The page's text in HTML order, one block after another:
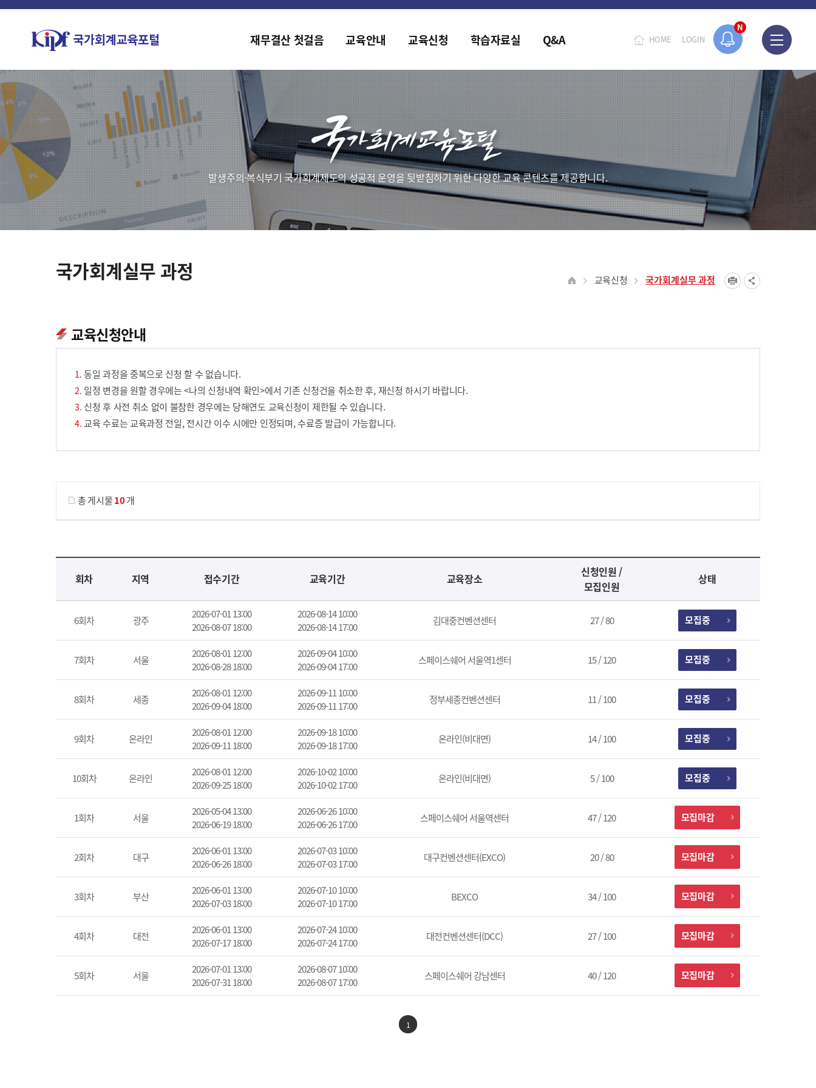
N
홈페이지가 새롭게 개편되었습니다.
HOME LOGIN
재무결산 첫걸음 교육안내 교육신청 학습자료실 Q&A
발생주의·복식부기 국가회계제도의 성공적 운영을 뒷받침하기 위한 다양한 교육 콘텐츠를 제공합니다.
국가회계실무 과정 교육신청 국가회계실무 과정
교육신청안내
동일 과정을 중복으로 신청 할 수 없습니다.
일정 변경을 원할 경우에는 <나의 신청내역 확인>에서 기존 신청건을 취소한 후, 재신청 하시기 바랍니다.
신청 후 사전 취소 없이 불참한 경우에는 당해연도 교육신청이 제한될 수 있습니다.
교육 수료는 교육과정 전일, 전시간 이수 시에만 인정되며, 수료증 발급이 가능합니다.
총 게시물10개
교육신청 목록을 나타낸 표로 회차, 지역, 접수기간, 교육기간, 교육장소, 신청인원/모집인원, 상태로 나뉘어 설명합니다.
회차 지역 접수기간 교육기간 교육장소
신청인원 /
모집인원
상태
6회차 광주
2026-07-01 13:00
2026-08-07 18:00
2026-08-14 10:00
2026-08-14 17:00
김대중컨벤션센터 27 / 80 모집중
7회차 서울
2026-08-01 12:00
2026-08-28 18:00
2026-09-04 10:00
2026-09-04 17:00
스페이스쉐어 서울역1센터 15 / 120 모집중
8회차 세종
2026-08-01 12:00
2026-09-04 18:00
2026-09-11 10:00
2026-09-11 17:00
정부세종컨벤션센터 11 / 100 모집중
9회차 온라인
2026-08-01 12:00
2026-09-11 18:00
2026-09-18 10:00
2026-09-18 17:00
온라인(비대면) 14 / 100 모집중
10회차 온라인
2026-08-01 12:00
2026-09-25 18:00
2026-10-02 10:00
2026-10-02 17:00
온라인(비대면) 5 / 100 모집중
1회차 서울
2026-05-04 13:00
2026-06-19 18:00
2026-06-26 10:00
2026-06-26 17:00
스페이스쉐어 서울역센터 47 / 120 모집마감
2회차 대구
2026-06-01 13:00
2026-06-26 18:00
2026-07-03 10:00
2026-07-03 17:00
대구컨벤션센터(EXCO) 20 / 80 모집마감
3회차 부산
2026-06-01 13:00
2026-07-03 18:00
2026-07-10 10:00
2026-07-10 17:00
BEXCO 34 / 100 모집마감
4회차 대전
2026-06-01 13:00
2026-07-17 18:00
2026-07-24 10:00
2026-07-24 17:00
대전컨벤션센터(DCC) 27 / 100 모집마감
5회차 서울
2026-07-01 13:00
2026-07-31 18:00
2026-08-07 10:00
2026-08-07 17:00
스페이스쉐어 강남센터 40 / 120 모집마감
1